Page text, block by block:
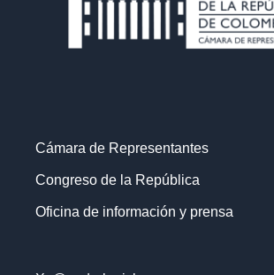
Cámara de Representantes
Congreso de la República
Oficina de información y prensa